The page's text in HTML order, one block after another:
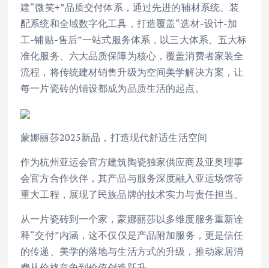
建“微笑+”品质交付体系，通过先进的辅材系统、装
配系统和全域数字化工具，打造覆盖“选材-设计-加
工-铺贴-售后”一站式服务体系，以三大体系、五大标
准化服务、六大品质保障为核心，覆盖消费者家装全
流程，将传统建材销售升级为空间美学解决方案，让
每一片瓷砖的铺设都成为品质生活的起点。
蒙娜丽莎2025新品，打造现代舒适生活空间
作为杭州亚运会官方建筑陶瓷独家供应商及亚奥理事
会官方合作伙伴，其产品与服务深度融入亚运场馆等
重大工程，展现了民族品牌的技术实力与责任担当。
从一片瓷砖到一个家，蒙娜丽莎以多维度服务重新诠
释“交付”内涵，这不仅仅是产品附加服务，更是信任
的传递、美学的落地与生活方式的升级，推动家居消